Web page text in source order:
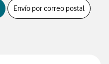
Envío por correo postal